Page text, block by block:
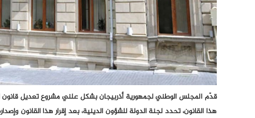
هذا القانون، تحدد لجنة الدولة للشؤون الدينية، بعد إقرار هذا القانون